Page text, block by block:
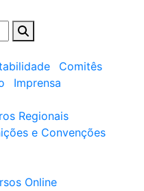
Comitês
Imprensa
Regionais
e Convenções
Online